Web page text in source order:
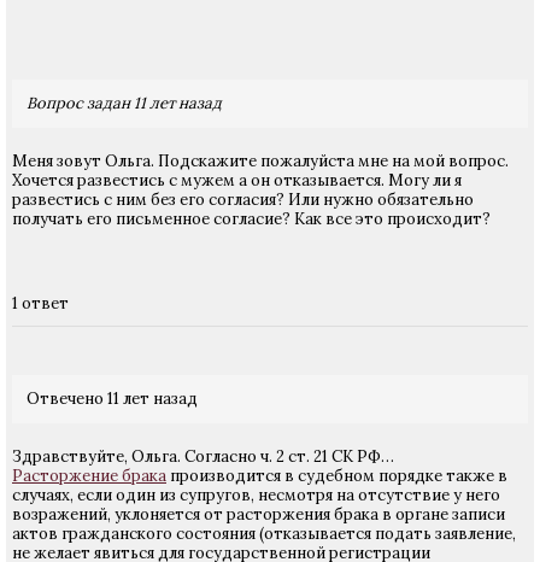
Вопрос задан 11 лет назад
Меня зовут Ольга. Подскажите пожалуйста мне на мой вопрос.
Хочется развестись с мужем а он отказывается. Могу ли я
развестись с ним без его согласия? Или нужно обязательно
получать его письменное согласие? Как все это происходит?
1 ответ
Отвечено 11 лет назад
Здравствуйте, Ольга. Согласно ч. 2 ст. 21 СК РФ…
Расторжение брака производится в судебном порядке также в
случаях, если один из супругов, несмотря на отсутствие у него
возражений, уклоняется от расторжения брака в органе записи
актов гражданского состояния (отказывается подать заявление,
не желает явиться для государственной регистрации